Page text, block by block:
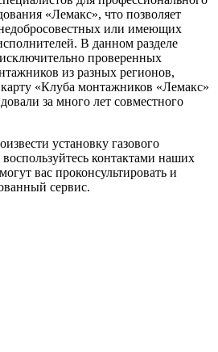
«Лемакс», что позволяет
или имеющих
В данном разделе
проверенных
из разных регионов,
«Клуба монтажников «Лемакс»
за много лет совместного
установку газового
контактами наших
вас проконсультировать и
сервис.